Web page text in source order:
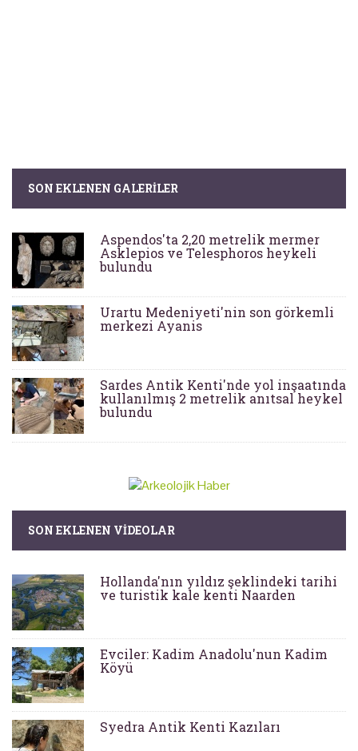
SON EKLENEN GALERILER
Aspendos'ta 2,20 metrelik mermer
Asklepios ve Telesphoros heykeli
bulundu
Urartu Medeniyeti'nin son görkemli
merkezi Ayanis
Sardes Antik Kenti'nde yol inşaatında
kullanılmış 2 metrelik anıtsal heykel
bulundu
SON EKLENEN VIDEOLAR
Hollanda'nın yıldız şeklindeki tarihi
ve turistik kale kenti Naarden
Evciler: Kadim Anadolu'nun Kadim
Köyü
Syedra Antik Kenti Kazıları